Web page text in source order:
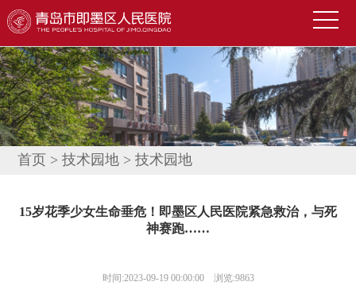
首
页
医
院
概
况
新
闻
中
便
民
首页 > 技术园地 > 技术园地
15岁花季少女生命垂危！即墨区人民医院紧急救治，与死
神赛跑……
时间:2023-09-19 00:00:00 浏览:9863